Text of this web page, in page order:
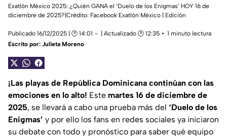
Exatlón México 2025: ¿Quién GANA el ‘Duelo de los Enigmas’ HOY 16 de
diciembre de 2025?|Crédito: Facebook Exatlón México | Edición
Publicado 16/12/2025 | 🕑 14:01 | Actualizado 🕑 12:35
1 minuto lectura
Escrito por: Julieta Moreno
¡Las playas de República Dominicana continúan con las
emociones en lo alto! Este martes 16 de diciembre de
2025, se llevará a cabo una prueba más del ‘Duelo de los
Enigmas’ y por ello los fans en redes sociales ya iniciaron
su debate con todo y pronóstico para saber qué equipo